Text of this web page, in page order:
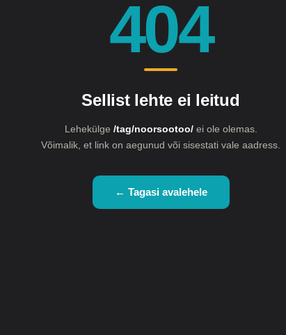
404
Sellist lehte ei leitud
Lehekülge /tag/noorsootoo/ei ole olemas.
Võimalik, et link on aegunud või sisestati vale aadress.
← Tagasi avalehele